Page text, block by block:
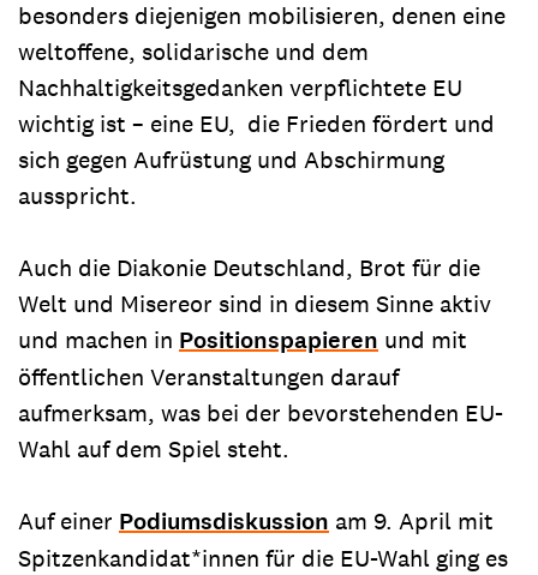
besonders diejenigen mobilisieren, denen eine
weltoffene, solidarische und dem
Nachhaltigkeitsgedanken verpflichtete EU
wichtig ist – eine EU, die Frieden fördert und
sich gegen Aufrüstung und Abschirmung
ausspricht.
Auch die Diakonie Deutschland, Brot für die
Welt und Misereor sind in diesem Sinne aktiv
und machen in Positionspapieren und mit
öffentlichen Veranstaltungen darauf
aufmerksam, was bei der bevorstehenden EU-
Wahl auf dem Spiel steht.
Auf einer Podiumsdiskussion am 9. April mit
Spitzenkandidat*innen für die EU-Wahl ging es